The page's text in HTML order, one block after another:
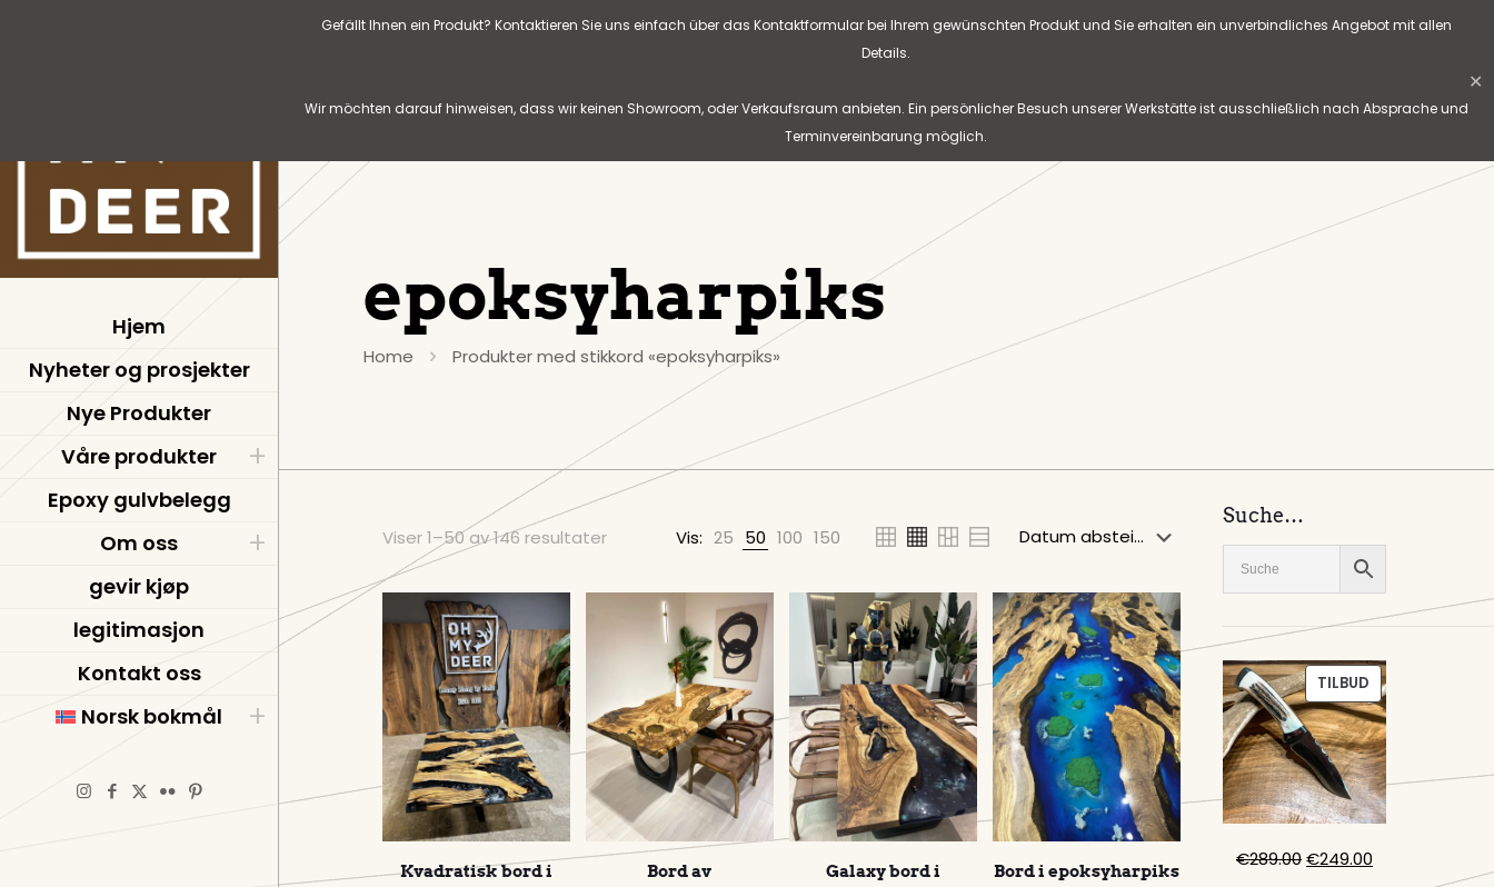
Gefällt Ihnen ein Produkt? Kontaktieren Sie uns einfach über das Kontaktformular bei Ihrem gewünschten Produkt und Sie erhalten ein unverbindliches Angebot mit allen
Details.
Wir möchten darauf hinweisen, dass wir keinen Showroom, oder Verkaufsraum anbieten. Ein persönlicher Besuch unserer Werkstätte ist ausschließlich nach Absprache und
Terminvereinbarung möglich.
✕
Hjem
Nyheter og prosjekter
Nye Produkter
Våre produkter
Epoxy gulvbelegg
Om oss
gevir kjøp
legitimasjon
Kontakt oss
Norsk bokmål
epoksyharpiks
Home Produkter med stikkord «epoksyharpiks»
Viser 1–50 av 146 resultater Vis: 25 50 100 150
Kvadratisk bord i
Bord av
Galaxy bord i
Bord i epoksyharpiks
Suche…
TILBUD PRODUKT
PÅ
SALG
€289.00Opprinnelig
€249.00